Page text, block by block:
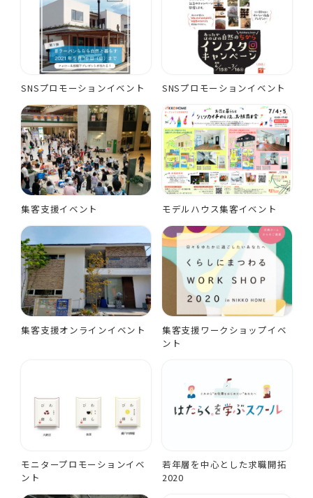
SNSプロモーションイベント SNSプロモーションイベント
集客支援イベント モデルハウス集客イベント
集客支援オンラインイベント
集客支援ワークショップイベ
ント
モニタープロモーションイベ
ント
若年層を中心とした求職開拓
2020